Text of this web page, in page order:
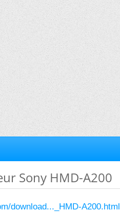
Sony HMD-A200
download..._HMD-A200.html